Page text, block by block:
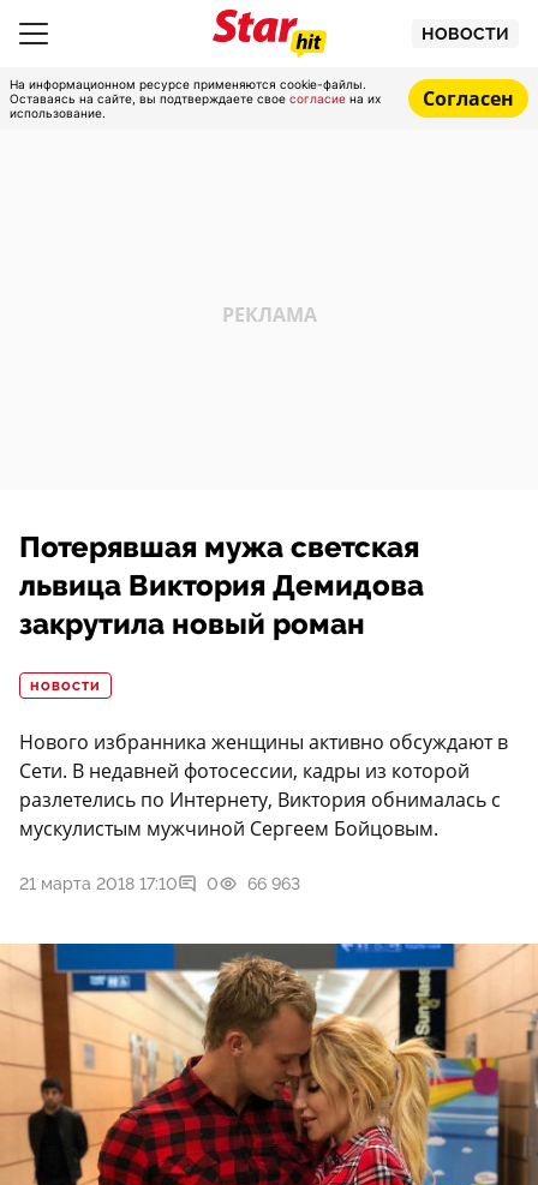
НОВОСТИ
На информационном ресурсе применяются cookie-файлы.
Оставаясь на сайте, вы подтверждаете свое согласие на их
использование.
Согласен
Потерявшая мужа светская
львица Виктория Демидова
закрутила новый роман
НОВОСТИ
Нового избранника женщины активно обсуждают в
Сети. В недавней фотосессии, кадры из которой
разлетелись по Интернету, Виктория обнималась с
мускулистым мужчиной Сергеем Бойцовым.
21 марта 2018 17:10 0 66 963